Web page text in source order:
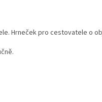
Hrneček pro cestovatele o